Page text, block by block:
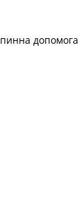
допомога